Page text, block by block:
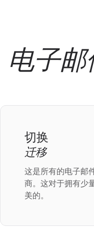
电子
切换
迁移
这是所有的电子邮
商。这对于拥有少
美的。